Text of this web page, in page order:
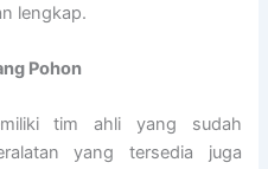
lengkap.
Pohon
tim ahli yang sudah
yang tersedia juga